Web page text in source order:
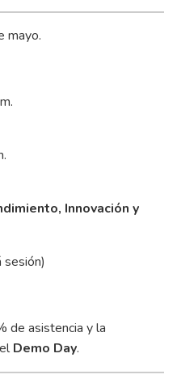
mayo.
Innovación y
sesión)
de asistencia y la
Demo Day.